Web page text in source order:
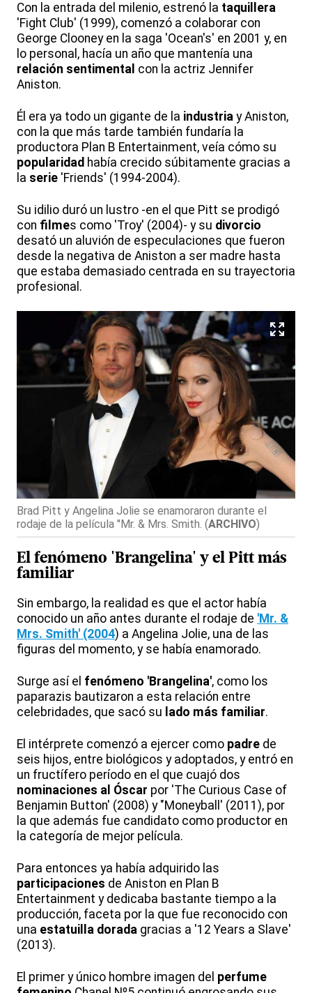
Con la entrada del milenio, estrenó la taquillera
'Fight Club' (1999), comenzó a colaborar con
George Clooney en la saga 'Ocean's' en 2001 y, en
lo personal, hacía un año que mantenía una
relación sentimental con la actriz Jennifer
Aniston.
Él era ya todo un gigante de la industria y Aniston,
con la que más tarde también fundaría la
productora Plan B Entertainment, veía cómo su
popularidad había crecido súbitamente gracias a
la serie 'Friends' (1994-2004).
Su idilio duró un lustro -en el que Pitt se prodigó
con filmes como 'Troy' (2004)- y su divorcio
desató un aluvión de especulaciones que fueron
desde la negativa de Aniston a ser madre hasta
que estaba demasiado centrada en su trayectoria
profesional.
Brad Pitt y Angelina Jolie se enamoraron durante el
rodaje de la película "Mr. & Mrs. Smith. (ARCHIVO)
El fenómeno 'Brangelina' y el Pitt más
familiar
Sin embargo, la realidad es que el actor había
conocido un año antes durante el rodaje de 'Mr. &
Mrs. Smith' (2004) a Angelina Jolie, una de las
figuras del momento, y se había enamorado.
Surge así el fenómeno 'Brangelina', como los
paparazis bautizaron a esta relación entre
celebridades, que sacó su lado más familiar.
El intérprete comenzó a ejercer como padre de
seis hijos, entre biológicos y adoptados, y entró en
un fructífero período en el que cuajó dos
nominaciones al Óscar por 'The Curious Case of
Benjamin Button' (2008) y "Moneyball' (2011), por
la que además fue candidato como productor en
la categoría de mejor película.
Para entonces ya había adquirido las
participaciones de Aniston en Plan B
Entertainment y dedicaba bastante tiempo a la
producción, faceta por la que fue reconocido con
una estatuilla dorada gracias a '12 Years a Slave'
(2013).
El primer y único hombre imagen del perfume